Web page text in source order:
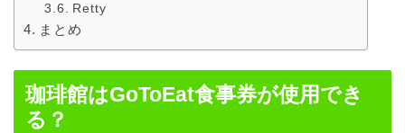
Retty
まとめ
珈琲館はGoToEat食事券が使用でき
る？